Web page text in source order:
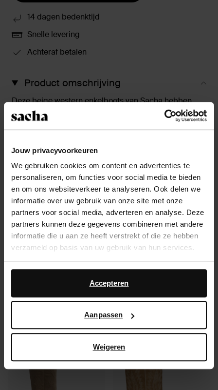
Jouw privacyvoorkeuren
We gebruiken cookies om content en advertenties te
personaliseren, om functies voor social media te bieden
en om ons websiteverkeer te analyseren. Ook delen we
informatie over uw gebruik van onze site met onze
partners voor social media, adverteren en analyse. Deze
partners kunnen deze gegevens combineren met andere
informatie die u aan ze heeft verstrekt of die ze hebben
verzameld op basis van uw gebruik van hun services.
Daarnaast werken wij samen met Google voor
advertentie- en meetdoeleinden. Meer informatie over
hoe Google uw persoonsgegevens gebruikt, vindt u op
Accepteren
Aanpassen
Weigeren
14 dagen bedenktijd
Snelle levering
Achteraf betalen
Product omschrijving
Deze beige western enkelboots van Sacha hebben
meerdere unieke details! De omgevouwen suède flap
creëert een high fashion afzak-effect. De laarzen
detail. De hak heeft een hoogte van 9 cm, de
cm. De buitenzijde is gemaakt van suède en de
binnenzijde van leer. Maak gebruik van de juiste
onderhoudsproducten.
Product details
Bezorgen & retour
Anderen kochten ook
of